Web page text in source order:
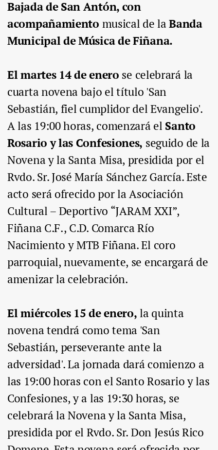
Bajada de San Antón, con
acompañamiento musical de laBanda
Municipal de Música de Fiñana.
El martes 14 de enero se celebrará la
cuarta novena bajo el título 'San
Sebastián, fiel cumplidor del Evangelio'.
A las 19:00 horas, comenzará el Santo
Rosario y las Confesiones, seguido de la
Novena y la Santa Misa, presidida por el
Rvdo. Sr. José María Sánchez García. Este
acto será ofrecido por la Asociación
Cultural – Deportivo “JARAM XXI”,
Fiñana C.F., C.D. Comarca Río
Nacimiento y MTB Fiñana. El coro
parroquial, nuevamente, se encargará de
amenizar la celebración.
El miércoles 15 de enero,la quinta
novena tendrá como tema 'San
Sebastián, perseverante ante la
adversidad'. La jornada dará comienzo a
las 19:00 horas con el Santo Rosario y las
Confesiones, y a las 19:30 horas, se
celebrará la Novena y la Santa Misa,
presidida por el Rvdo. Sr. Don Jesús Rico